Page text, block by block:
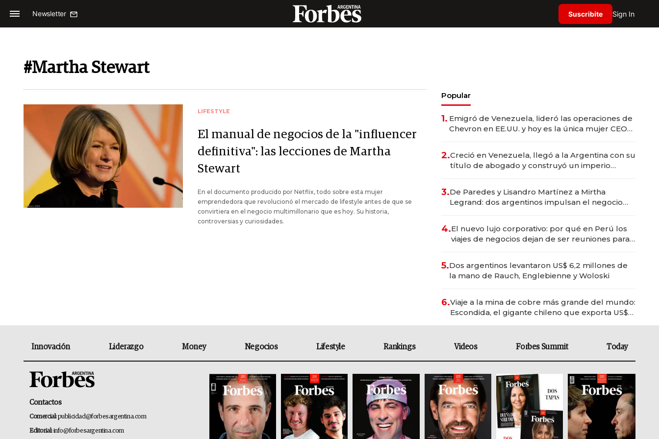
Newsletter Suscribite Sign In
#Martha Stewart
LIFESTYLE
El manual de negocios de la "influencer
definitiva": las lecciones de Martha
Stewart
En el documento producido por Netflix, todo sobre esta mujer
emprendedora que revolucionó el mercado de lifestyle antes de que se
convirtiera en el negocio multimillonario que es hoy. Su historia,
controversias y curiosidades.
Popular
1. Emigró de Venezuela, lideró las operaciones de
Chevron en EE.UU. y hoy es la única mujer CEO
2.Creció en Venezuela, llegó a la Argentina con su
título de abogado y construyó un imperio
3.De Paredes y Lisandro Martínez a Mirtha
Legrand: dos argentinos impulsan el negocio
4.El nuevo lujo corporativo: por qué en Perú los
viajes de negocios dejan de ser reuniones para
5.Dos argentinos levantaron US$ 6,2 millones de
la mano de Rauch, Englebienne y Woloski
6.Viaje a la mina de cobre más grande del mundo:
Escondida, el gigante chileno que exporta US$
Innovación Liderazgo Money Negocios Lifestyle Rankings Videos Forbes Summit Today
Contactos
Comercial:publicidad@forbesargentina.com
Editorial:info@forbesargentina.com